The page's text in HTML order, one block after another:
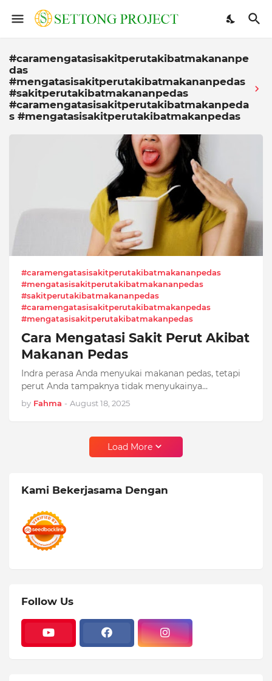
#caramengatasisakitperutakibatmakananpe
das
#mengatasisakitperutakibatmakananpedas
#sakitperutakibatmakananpedas
#caramengatasisakitperutakibatmakanpeda
s #mengatasisakitperutakibatmakanpedas
#caramengatasisakitperutakibatmakananpedas
#mengatasisakitperutakibatmakananpedas
#sakitperutakibatmakananpedas
#caramengatasisakitperutakibatmakanpedas
#mengatasisakitperutakibatmakanpedas
Cara Mengatasi Sakit Perut Akibat
Makanan Pedas
Indra perasa Anda menyukai makanan pedas, tetapi
perut Anda tampaknya tidak menyukainya…
by Fahma - August 18, 2025
Load More
Kami Bekerjasama Dengan
Follow Us